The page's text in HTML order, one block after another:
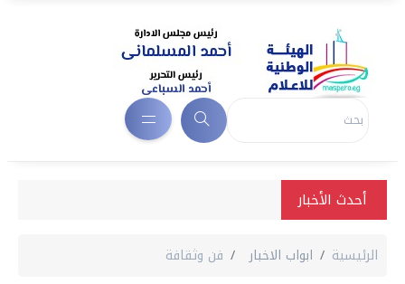
أحدث الأخبار
الرئيسية ابواب الاخبار فن وثقافة